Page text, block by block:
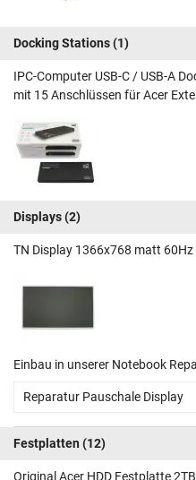
Docking Stations(1)
IPC-Computer USB-C / USB-A
mit 15 Anschlüssen für Acer
Displays(2)
TN Display 1366x768 matt
Einbau in unserer Notebook
Reparatur Pauschale Display
Festplatten (12)
Original Acer HDD Festplatte